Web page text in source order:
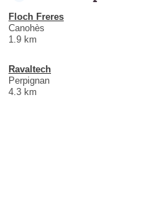
Floch Freres
Canohès
1.9 km
Ravaltech
Perpignan
4.3 km